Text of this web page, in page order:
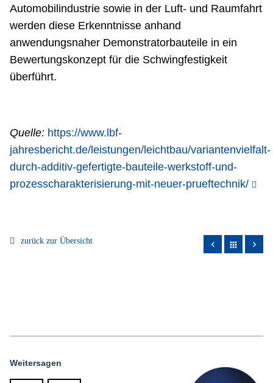
Automobilindustrie sowie in der Luft- und Raumfahrt
werden diese Erkenntnisse anhand
anwendungsnaher Demonstratorbauteile in ein
Bewertungskonzept für die Schwingfestigkeit
überführt.
Quelle: https://www.lbf-
jahresbericht.de/leistungen/leichtbau/variantenvielfalt-
durch-additiv-gefertigte-bauteile-werkstoff-und-
prozesscharakterisierung-mit-neuer-prueftechnik/
zurück zur Übersicht apps
Weitersagen